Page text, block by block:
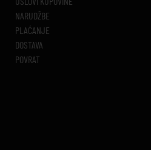
NARUDŽBE
PLAĆANJE
DOSTAVA
POVRAT